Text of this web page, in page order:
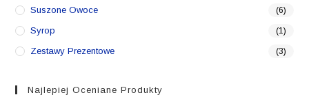
Suszone Owoce (6)
Syrop (1)
Zestawy Prezentowe (3)
Najlepiej Oceniane Produkty